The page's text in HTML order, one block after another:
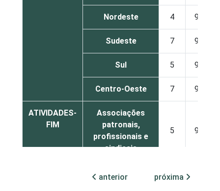
Nordeste 4 96
Sudeste 7 93
Sul 5 95
Centro-Oeste 7 93
ATIVIDADES-
FIM
Associações
patronais,
profissionais e
sindicais
5 95
Cultura e
7
anterior próxima